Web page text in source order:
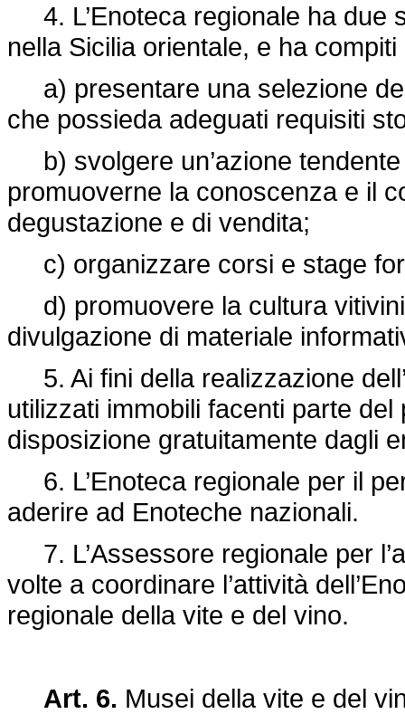
4. L’Enoteca regionale ha due
nella Sicilia orientale, e ha compiti
a) presentare una selezione
che possieda adeguati requisiti
b) svolgere un’azione
promuoverne la conoscenza e il
degustazione e di vendita;
c) organizzare corsi e stage
d) promuovere la cultura
divulgazione di materiale
5. Ai fini della realizzazione
utilizzati immobili facenti parte
disposizione gratuitamente dagli
6. L’Enoteca regionale per il
aderire ad Enoteche nazionali.
7. L’Assessore regionale per
volte a coordinare l’attività
regionale della vite e del vino.
Art. 6. Musei della vite e del